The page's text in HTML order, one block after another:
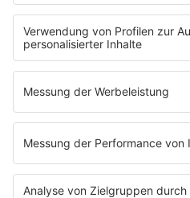
SERVICE
Top Themen des Tages
Wetter
Weggehtipps
Jobbörse
Tipps und Tricks